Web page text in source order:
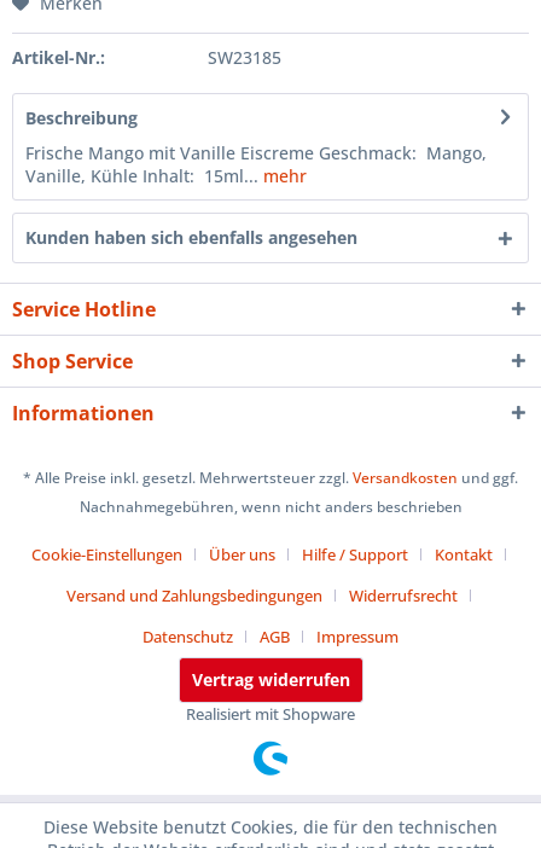
Artikel-Nr.: SW23185
Beschreibung
Frische Mango mit Vanille Eiscreme Geschmack: Mango,
Vanille, Kühle Inhalt: 15ml... mehr
Kunden haben sich ebenfalls angesehen
Service Hotline
Shop Service
Informationen
* Alle Preise inkl. gesetzl. Mehrwertsteuer zzgl.Versandkosten und ggf.
Nachnahmegebühren, wenn nicht anders beschrieben
Cookie-Einstellungen Über uns Hilfe / Support
Kontakt
Versand und Zahlungsbedingungen
Widerrufsrecht
Datenschutz
AGB Impressum
Vertrag widerrufen
Realisiert mit Shopware
Diese Website benutzt Cookies, die für den technischen